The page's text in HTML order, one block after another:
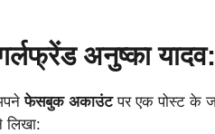
अनुष्का
फेसबुक अकाउंटपर एक पोस्ट के
लिखा: